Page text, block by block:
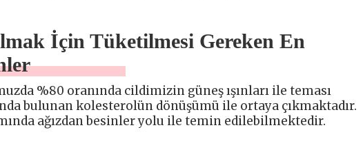
İçin Tüketilmesi Gereken En
%80 oranında cildimizin güneş ışınları ile teması
bulunan kolesterolün dönüşümü ile ortaya çıkmaktadır.
ağızdan besinler yolu ile temin edilebilmektedir.